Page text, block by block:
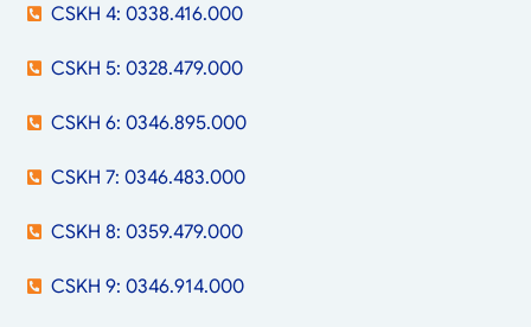
CSKH 4: 0338.416.000
CSKH 5: 0328.479.000
CSKH 6: 0346.895.000
CSKH 7: 0346.483.000
CSKH 8: 0359.479.000
CSKH 9: 0346.914.000